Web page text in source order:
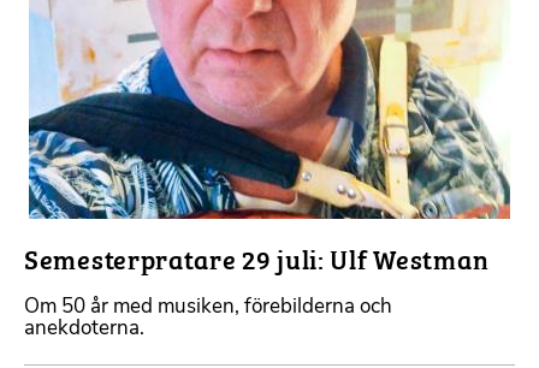
Semesterpratare 29 juli: Ulf Westman
Om 50 år med musiken, förebilderna och
anekdoterna.